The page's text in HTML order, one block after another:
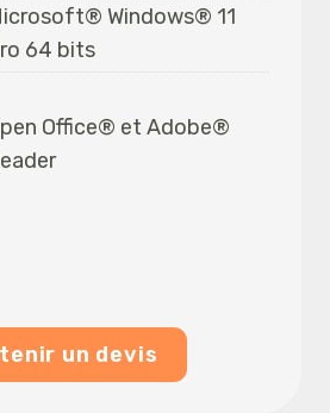
Windows® 11
64 bits
Office® et Adobe®
un devis